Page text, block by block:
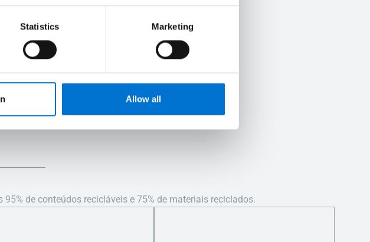
Statistics Marketing
Allow all
de conteúdos recicláveis e 75% de materiais reciclados.